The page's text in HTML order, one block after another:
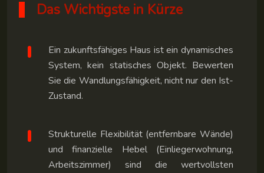
Das Wichtigste in Kürze
Ein zukunftsfähiges Haus ist ein dynamisches
System, kein statisches Objekt. Bewerten
Sie die Wandlungsfähigkeit, nicht nur den Ist-
Zustand.
Strukturelle Flexibilität (entfernbare Wände)
und finanzielle Hebel (Einliegerwohnung,
Arbeitszimmer) sind die wertvollsten